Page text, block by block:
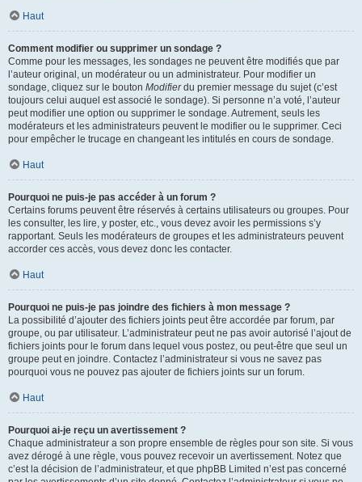
Haut
Comment modifier ou supprimer un sondage ?
Comme pour les messages, les sondages ne peuvent être modifiés que par
l’auteur original, un modérateur ou un administrateur. Pour modifier un
sondage, cliquez sur le bouton Modifierdu premier message du sujet (c’est
toujours celui auquel est associé le sondage). Si personne n’a voté, l’auteur
peut modifier une option ou supprimer le sondage. Autrement, seuls les
modérateurs et les administrateurs peuvent le modifier ou le supprimer. Ceci
pour empêcher le trucage en changeant les intitulés en cours de sondage.
Haut
Pourquoi ne puis-je pas accéder à un forum ?
Certains forums peuvent être réservés à certains utilisateurs ou groupes. Pour
les consulter, les lire, y poster, etc., vous devez avoir les permissions s’y
rapportant. Seuls les modérateurs de groupes et les administrateurs peuvent
accorder ces accès, vous devez donc les contacter.
Haut
Pourquoi ne puis-je pas joindre des fichiers à mon message ?
La possibilité d’ajouter des fichiers joints peut être accordée par forum, par
groupe, ou par utilisateur. L’administrateur peut ne pas avoir autorisé l’ajout de
fichiers joints pour le forum dans lequel vous postez, ou peut-être que seul un
groupe peut en joindre. Contactez l’administrateur si vous ne savez pas
pourquoi vous ne pouvez pas ajouter de fichiers joints sur un forum.
Haut
Pourquoi ai-je reçu un avertissement ?
Chaque administrateur a son propre ensemble de règles pour son site. Si vous
avez dérogé à une règle, vous pouvez recevoir un avertissement. Notez que
c’est la décision de l’administrateur, et que phpBB Limited n’est pas concerné